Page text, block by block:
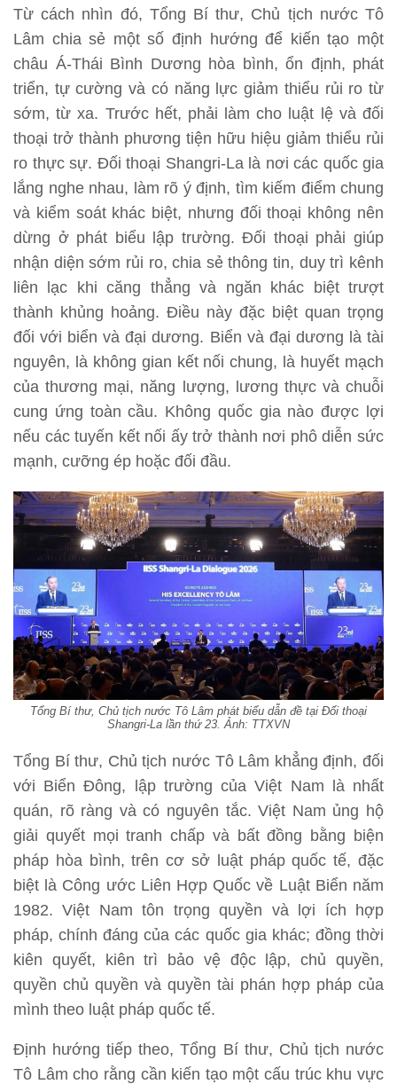
Từ cách nhìn đó, Tổng Bí thư, Chủ tịch nước Tô
Lâm chia sẻ một số định hướng để kiến tạo một
châu Á-Thái Bình Dương hòa bình, ổn định, phát
triển, tự cường và có năng lực giảm thiểu rủi ro từ
sớm, từ xa. Trước hết, phải làm cho luật lệ và đối
thoại trở thành phương tiện hữu hiệu giảm thiểu rủi
ro thực sự. Đối thoại Shangri-La là nơi các quốc gia
lắng nghe nhau, làm rõ ý định, tìm kiếm điểm chung
và kiểm soát khác biệt, nhưng đối thoại không nên
dừng ở phát biểu lập trường. Đối thoại phải giúp
nhận diện sớm rủi ro, chia sẻ thông tin, duy trì kênh
liên lạc khi căng thẳng và ngăn khác biệt trượt
thành khủng hoảng. Điều này đặc biệt quan trọng
đối với biển và đại dương. Biển và đại dương là tài
nguyên, là không gian kết nối chung, là huyết mạch
của thương mại, năng lượng, lương thực và chuỗi
cung ứng toàn cầu. Không quốc gia nào được lợi
nếu các tuyến kết nối ấy trở thành nơi phô diễn sức
mạnh, cưỡng ép hoặc đối đầu.
Tổng Bí thư, Chủ tịch nước Tô Lâm phát biểu dẫn đề tại Đối thoại
Shangri-La lần thứ 23. Ảnh: TTXVN
Tổng Bí thư, Chủ tịch nước Tô Lâm khẳng định, đối
với Biển Đông, lập trường của Việt Nam là nhất
quán, rõ ràng và có nguyên tắc. Việt Nam ủng hộ
giải quyết mọi tranh chấp và bất đồng bằng biện
pháp hòa bình, trên cơ sở luật pháp quốc tế, đặc
biệt là Công ước Liên Hợp Quốc về Luật Biển năm
1982. Việt Nam tôn trọng quyền và lợi ích hợp
pháp, chính đáng của các quốc gia khác; đồng thời
kiên quyết, kiên trì bảo vệ độc lập, chủ quyền,
quyền chủ quyền và quyền tài phán hợp pháp của
mình theo luật pháp quốc tế.
Định hướng tiếp theo, Tổng Bí thư, Chủ tịch nước
Tô Lâm cho rằng cần kiến tạo một cấu trúc khu vực